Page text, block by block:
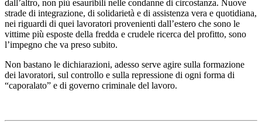
dall’altro, non più esauribili nelle condanne di circostanza. Nuove
strade di integrazione, di solidarietà e di assistenza vera e quotidiana,
nei riguardi di quei lavoratori provenienti dall’estero che sono le
vittime più esposte della fredda e crudele ricerca del profitto, sono
l’impegno che va preso subito.
Non bastano le dichiarazioni, adesso serve agire sulla formazione
dei lavoratori, sul controllo e sulla repressione di ogni forma di
“caporalato” e di governo criminale del lavoro.